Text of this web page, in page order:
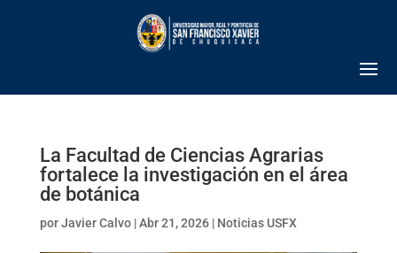
La Facultad de Ciencias Agrarias
fortalece la investigación en el área
de botánica
porJavier Calvo|Abr 21, 2026| Noticias USFX